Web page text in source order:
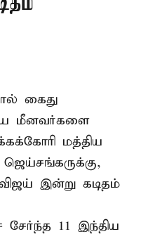
கைது
மீனவர்களை
மத்திய
ஜெய்சங்கருக்கு,
இன்று கடிதம்
சேர்ந்த 11 இந்திய